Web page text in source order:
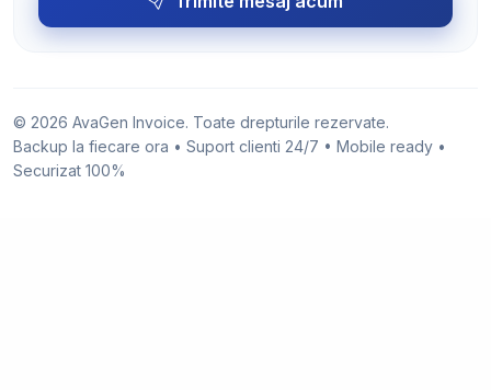
© 2026 AvaGen Invoice. Toate drepturile rezervate.
Backup la fiecare ora • Suport clienti 24/7 • Mobile ready •
Securizat 100%